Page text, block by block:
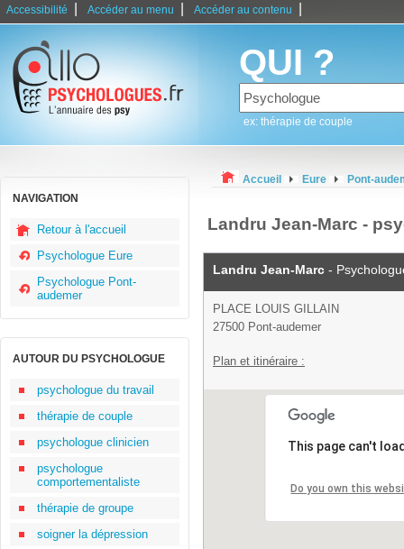
Accessibilité Accéder au menu Accéder au contenu
QUI ?
ex: thérapie de couple
NAVIGATION
Retour à l'accueil
Psychologue Eure
Psychologue Pont-
audemer
AUTOUR DU PSYCHOLOGUE
psychologue du travail
thérapie de couple
psychologue clinicien
psychologue
comportementaliste
thérapie de groupe
soigner la dépression
Accueil Eure Pont-
Landru Jean-Marc -
Landru Jean-Marc -
PLACE LOUIS GILLAIN
27500 Pont-audemer
Plan et itinéraire :
This page can't
Do you own this